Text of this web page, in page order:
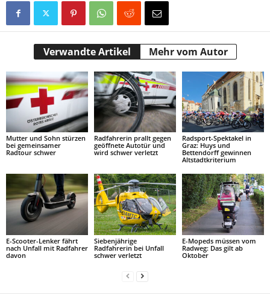
Verwandte Artikel Mehr vom Autor
Mutter und Sohn stürzen
bei gemeinsamer
Radtour schwer
Radfahrerin prallt gegen
geöffnete Autotür und
wird schwer verletzt
Radsport-Spektakel in
Graz: Huys und
Bettendorff gewinnen
Altstadtkriterium
E-Scooter-Lenker fährt
nach Unfall mit Radfahrer
davon
Siebenjährige
Radfahrerin bei Unfall
schwer verletzt
E-Mopeds müssen vom
Radweg: Das gilt ab
Oktober